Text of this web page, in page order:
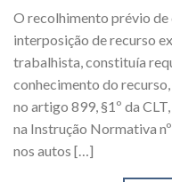
O recolhimento prévio de
interposição de recurso
trabalhista, constituía
conhecimento do
no artigo 899, §1º da
na Instrução Normativa
nos autos […]